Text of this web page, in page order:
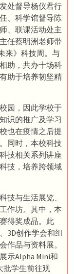
处督导杨仪君行
、科学馆督导陈
、联课活动处主
任蔡明洲老师带
来》科技周。与
助，共办十场科
助于培养韧坚精
园，因此学校于
识的推广及学习
也在疫情之后提
同时，本校科技
技相关系列讲座
技，培养跨领域
技与生活展览、
作坊。其中，本
得奖成品。此
3D创作学会和组
作品与资料展。
示Alpha Mini和
批学生前往观